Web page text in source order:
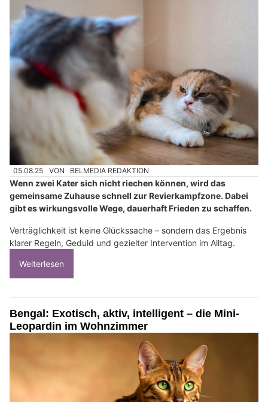
05.08.25 VON BELMEDIA REDAKTION
Wenn zwei Kater sich nicht riechen können, wird das
gemeinsame Zuhause schnell zur Revierkampfzone. Dabei
gibt es wirkungsvolle Wege, dauerhaft Frieden zu schaffen.
Verträglichkeit ist keine Glückssache – sondern das Ergebnis
klarer Regeln, Geduld und gezielter Intervention im Alltag.
Weiterlesen
Bengal: Exotisch, aktiv, intelligent – die Mini-
Leopardin im Wohnzimmer